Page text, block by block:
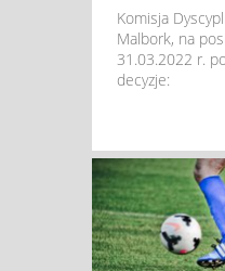
Komisja
Malbork, na
31.03.2022 r.
decyzje: